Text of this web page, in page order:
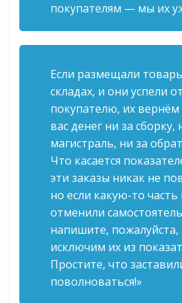
покупателям — мы их
Если размещали
складах, и они успели
покупателю, их
вас денег ни за сборку,
магистраль, ни за
Что касается
эти заказы никак не
но если какую-то
отменили
напишите,
исключим их из
Простите, что
поволноваться!»